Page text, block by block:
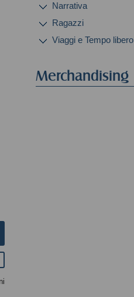
Narrativa
Ragazzi
Viaggi e Tempo libero
Merchandising